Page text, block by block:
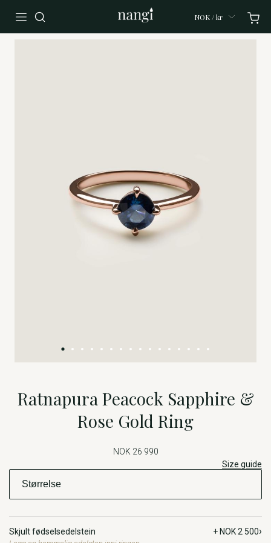
NOK / kr
Ratnapura Peacock Sapphire &
Rose Gold Ring
NOK 26 990
Size guide
Skjult fødselsedelstein + NOK 2 500›